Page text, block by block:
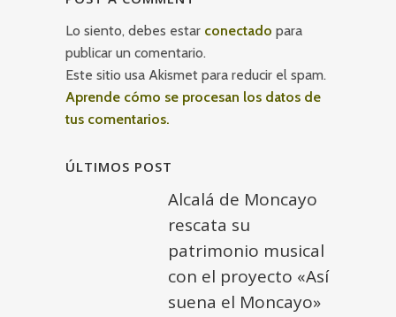
Lo siento, debes estar conectado para
publicar un comentario.
Este sitio usa Akismet para reducir el spam.
Aprende cómo se procesan los datos de
tus comentarios.
ÚLTIMOS POST
Alcalá de Moncayo
rescata su
patrimonio musical
con el proyecto «Así
suena el Moncayo»